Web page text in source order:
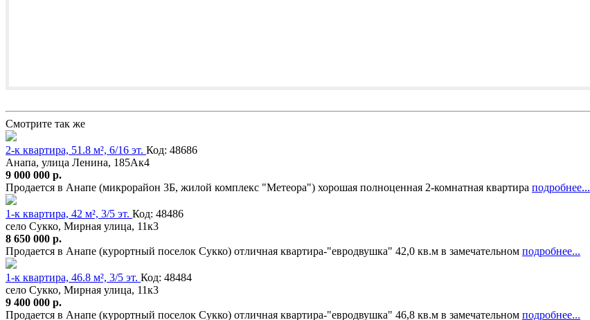
Смотрите так же
2-к квартира, 51.8 м², 6/16 эт. Код: 48686
Анапа, улица Ленина, 185Ак4
9 000 000 р.
Продается в Анапе (микрорайон 3Б, жилой комплекс "Метеора") хорошая полноценная 2-комнатная квартира подробнее...
1-к квартира, 42 м², 3/5 эт. Код: 48486
село Сукко, Мирная улица, 11к3
8 650 000 р.
Продается в Анапе (курортный поселок Сукко) отличная квартира-"евродвушка" 42,0 кв.м в замечательном подробнее...
1-к квартира, 46.8 м², 3/5 эт. Код: 48484
село Сукко, Мирная улица, 11к3
9 400 000 р.
Продается в Анапе (курортный поселок Сукко) отличная квартира-"евродвушка" 46,8 кв.м в замечательном подробнее...